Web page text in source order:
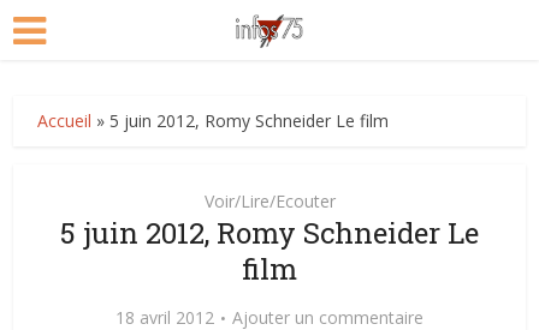
Accueil » 5 juin 2012, Romy Schneider Le film
Voir/Lire/Ecouter
5 juin 2012, Romy Schneider Le
film
18 avril 2012 Ajouter un commentaire